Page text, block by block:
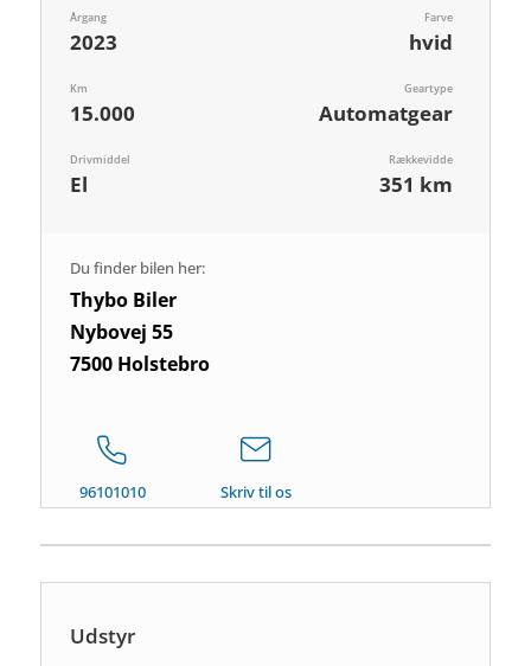
Årgang
2023
Farve
hvid
Km
15.000
Geartype
Automatgear
Drivmiddel
El
Rækkevidde
351 km
Du finder bilen her:
Thybo Biler
Nybovej 55
7500 Holstebro
96101010 Skriv til os
Udstyr